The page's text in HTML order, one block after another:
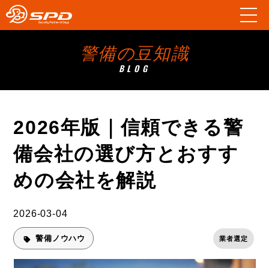
警備の豆知識
BLOG
2026年版｜信頼できる警
備会社の選び方とおすす
めの会社を解説
2026-03-04
警備ノウハウ 業者選定